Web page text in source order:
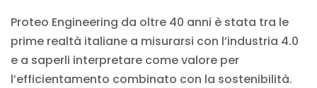
Proteo Engineering da oltre 40 anni è stata tra le
prime realtà italiane a misurarsi con l’industria 4.0
e a saperli interpretare come valore per
l’efficientamento combinato con la sostenibilità.